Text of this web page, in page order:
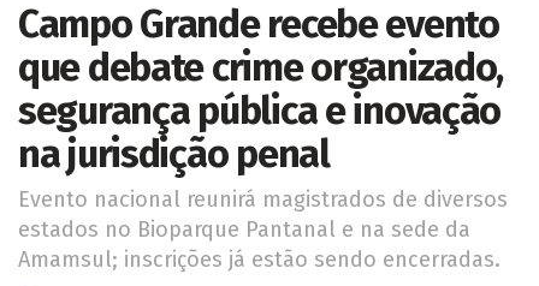
Campo Grande recebe evento
que debate crime organizado,
segurança pública e inovação
na jurisdição penal
Evento nacional reunirá magistrados de diversos
estados no Bioparque Pantanal e na sede da
Amamsul; inscrições já estão sendo encerradas.